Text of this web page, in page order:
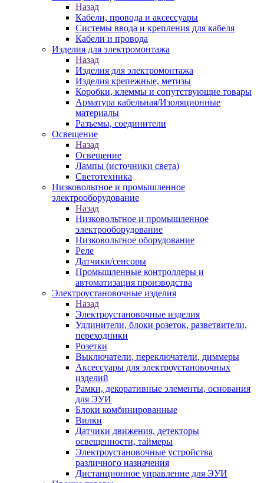
Назад
Кабели, провода и аксессуары
Системы ввода и крепления для кабеля
Кабели и провода
Изделия для электромонтажа
Назад
Изделия для электромонтажа
Изделия крепежные, метизы
Коробки, клеммы и сопутствующие товары
Арматура кабельная/Изоляционные
материалы
Разъемы, соединители
Освещение
Назад
Освещение
Лампы (источники света)
Светотехника
Низковольтное и промышленное
электрооборудование
Назад
Низковольтное и промышленное
электрооборудование
Низковольтное оборудование
Реле
Датчики/сенсоры
Промышленные контроллеры и
автоматизация производства
Электроустановочные изделия
Назад
Электроустановочные изделия
Удлинители, блоки розеток, разветвители,
переходники
Розетки
Выключатели, переключатели, диммеры
Аксессуары для электроустановочных
изделий
Рамки, декоративные элементы, основания
для ЭУИ
Блоки комбинированные
Вилки
Датчики движения, детекторы
освещенности, таймеры
Электроустановочные устройства
различного назначения
Дистанционное управление для ЭУИ